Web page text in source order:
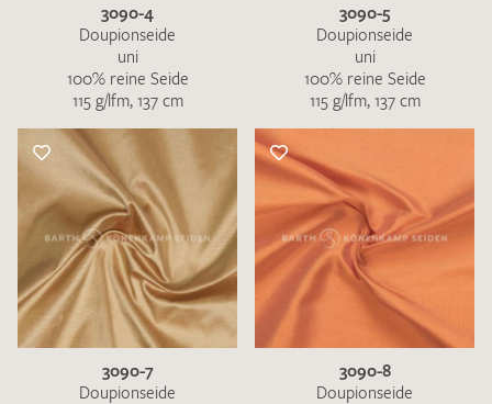
3090-4
Doupionseide
uni
100% reine Seide
115 g/lfm, 137 cm
3090-5
Doupionseide
uni
100% reine Seide
115 g/lfm, 137 cm
3090-7
Doupionseide
3090-8
Doupionseide